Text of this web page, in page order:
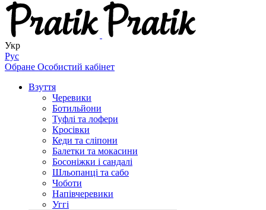
Укр
Рус
Обране Особистий кабінет
Взуття
Черевики
Ботильйони
Туфлі та лофери
Кросівки
Кеди та сліпони
Балетки та мокасини
Босоніжки і сандалі
Шльопанці та сабо
Чоботи
Напівчеревики
Уггі